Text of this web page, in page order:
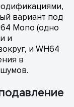
вариант под
Mono (одно
и
и WH64
в